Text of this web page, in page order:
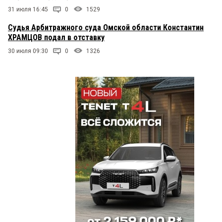
Мимо проходил, а случайно мимо проходил
Гаишник с приборчиком? А с лексикой и
поведением там каждого второго можно на
30 мая 2023 в 14:39:
Не в ту сторону посмотрела.
Партизан 30 мая 2023 в 12:52:
Вопросов больше, чем ответов. Очень хотелось
бы подробностей.
мимо проходил 30 мая 2023 в 12:52:
Случай и впрямь интересный. Говорят слуга
фемиды вела процесс, будучи под мухой. И не
сильно ограничивала себя в лексике. Врут
наверное
31 июля 16:45 0 1529
Судья Арбитражного суда Омской области Константин
ХРАМЦОВ подал в отставку
30 июля 09:30 0 1326